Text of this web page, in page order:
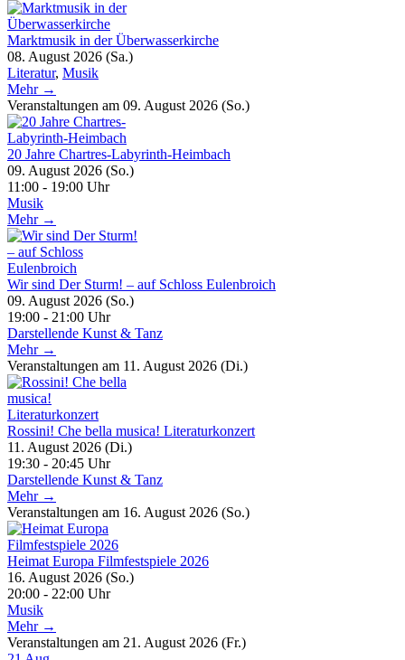
Marktmusik in der Überwasserkirche
08. August 2026 (Sa.)
Literatur, Musik
Mehr →
Veranstaltungen am 09. August 2026 (So.)
20 Jahre Chartres-Labyrinth-Heimbach
09. August 2026 (So.)
11:00 - 19:00 Uhr
Musik
Mehr →
Wir sind Der Sturm! – auf Schloss Eulenbroich
09. August 2026 (So.)
19:00 - 21:00 Uhr
Darstellende Kunst & Tanz
Mehr →
Veranstaltungen am 11. August 2026 (Di.)
Rossini! Che bella musica! Literaturkonzert
11. August 2026 (Di.)
19:30 - 20:45 Uhr
Darstellende Kunst & Tanz
Mehr →
Veranstaltungen am 16. August 2026 (So.)
Heimat Europa Filmfestspiele 2026
16. August 2026 (So.)
20:00 - 22:00 Uhr
Musik
Mehr →
Veranstaltungen am 21. August 2026 (Fr.)